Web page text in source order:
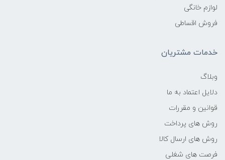
لوازم خانگی
فروش اقساطی
خدمات مشتریان
وبلاگ
دلایل اعتماد به ما
قوانین و مقررات
روش های پرداخت
روش های ارسال کالا
فرصت های شغلی